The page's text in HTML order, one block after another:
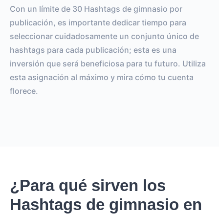
Con un límite de 30 Hashtags de gimnasio por
publicación, es importante dedicar tiempo para
seleccionar cuidadosamente un conjunto único de
hashtags para cada publicación; esta es una
inversión que será beneficiosa para tu futuro. Utiliza
esta asignación al máximo y mira cómo tu cuenta
florece.
¿Para qué sirven los
Hashtags de gimnasio en